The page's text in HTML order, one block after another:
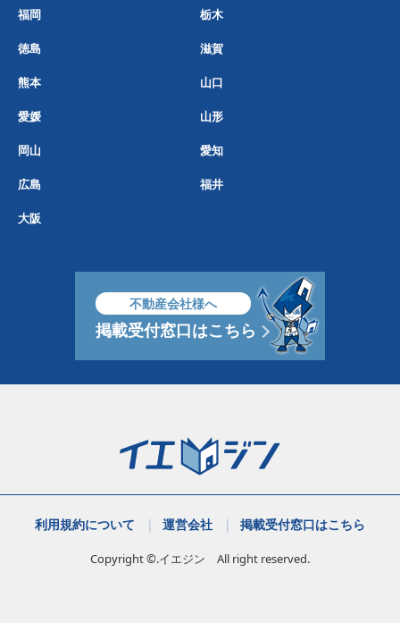
福岡 栃木
徳島 滋賀
熊本 山口
愛媛 山形
岡山 愛知
広島 福井
大阪
不動産会社様へ
掲載受付窓口はこちら
利用規約について 運営会社 掲載受付窓口はこちら
Copyright ©.イエジン All right reserved.